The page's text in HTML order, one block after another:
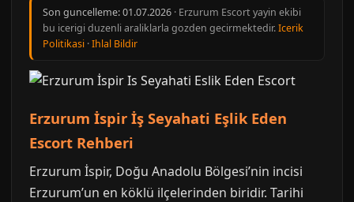
Son guncelleme:01.07.2026 · Erzurum Escort yayin ekibi
bu icerigi duzenli araliklarla gozden gecirmektedir.Icerik
Politikasi ·Ihlal Bildir
Erzurum İspir İş Seyahati Eşlik Eden
Escort Rehberi
Erzurum İspir, Doğu Anadolu Bölgesi’nin incisi
Erzurum’un en köklü ilçelerinden biridir. Tarihi